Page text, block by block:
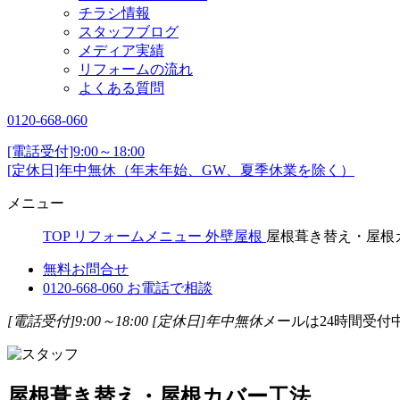
チラシ情報
スタッフブログ
メディア実績
リフォームの流れ
よくある質問
0120-668-060
[電話受付]9:00～18:00
[定休日]年中無休（年末年始、GW、夏季休業を除く）
メニュー
TOP リフォームメニュー 外壁屋根 屋根葺き替え・屋根
無料お問合せ
0120-668-060 お電話で相談
[電話受付]9:00～18:00 [定休日]年中無休メールは24時間受付